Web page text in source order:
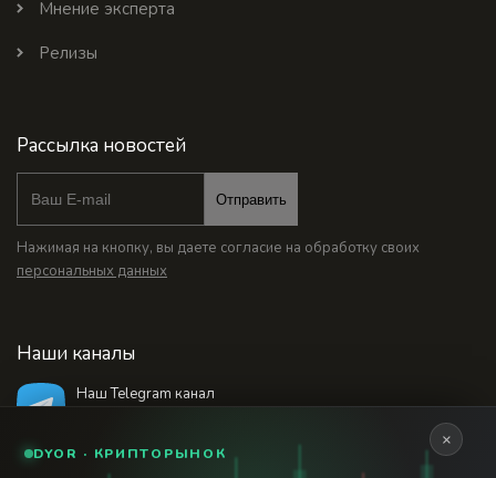
Мнение эксперта
Релизы
Рассылка новостей
Отправить
Нажимая на кнопку, вы даете согласие на обработку своих
персональных данных
Наши каналы
Наш Telegram канал
×
DYOR · КРИПТОРЫНОК